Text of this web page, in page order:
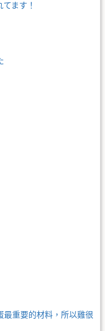
ます！
最重要的材料，所以雞很